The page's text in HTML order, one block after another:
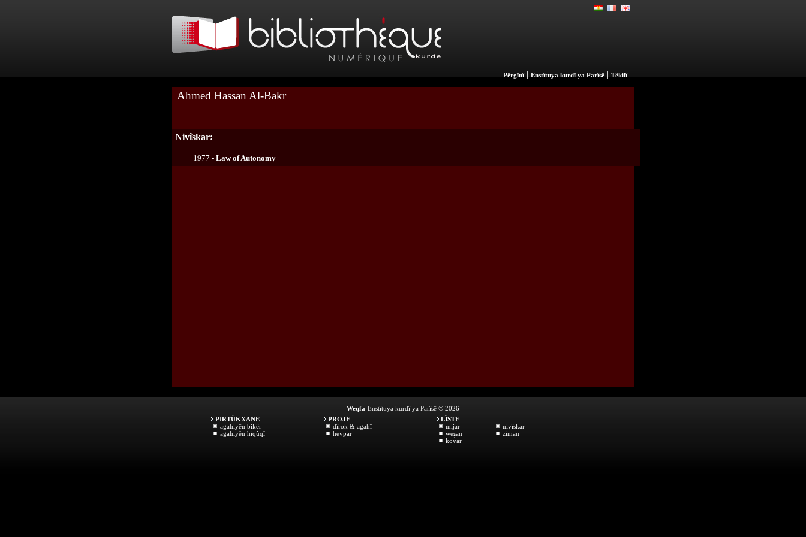
Pêrgînî| Enstîtuya kurdî ya Parîsê | Têkilî
Ahmed Hassan Al-Bakr
Nivîskar:
1977 - Law of Autonomy
Weqfa-Enstîtuya kurdî ya Parîsê © 2026
PIRTÛKXANE
agahiyên bikêr
agahiyên hiqûqî
PROJE
dîrok & agahî
hevpar
LÎSTE
mijar
nivîskar
weşan
ziman
kovar